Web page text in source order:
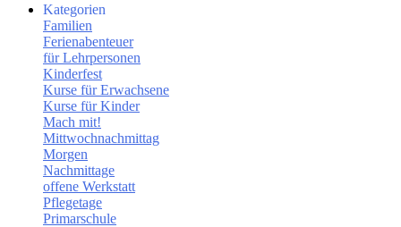
Kategorien
Familien
Ferienabenteuer
für Lehrpersonen
Kinderfest
Kurse für Erwachsene
Kurse für Kinder
Mach mit!
Mittwochnachmittag
Morgen
Nachmittage
offene Werkstatt
Pflegetage
Primarschule